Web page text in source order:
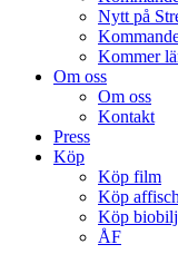
Nytt på
Kommer
Om oss
Om oss
Kontakt
Press
Köp
Köp film
Köp affisch
Köp
ÅF